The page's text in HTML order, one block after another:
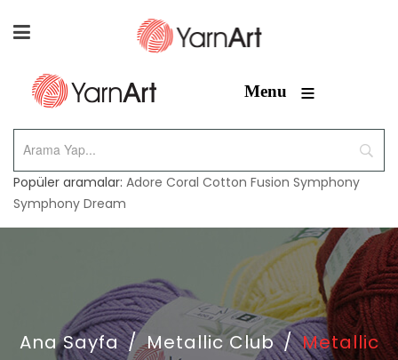
Menu ≡
Popüler aramalar: Adore Coral Cotton Fusion Symphony
Symphony Dream
Ana Sayfa / Metallic Club / Metallic